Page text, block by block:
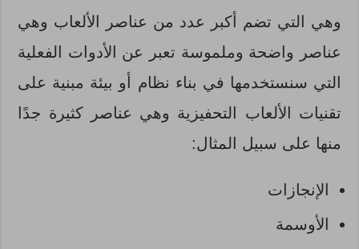
وهي التي تضم أكبر عدد من عناصر الألعاب وهي
عناصر واضحة وملموسة تعبر عن الأدوات الفعلية
التي سنستخدمها في بناء نظام أو بيئة مبنية على
تقنيات الألعاب التحفيزية وهي عناصر كثيرة جدًا
منها على سبيل المثال:
الإنجازات
الأوسمة